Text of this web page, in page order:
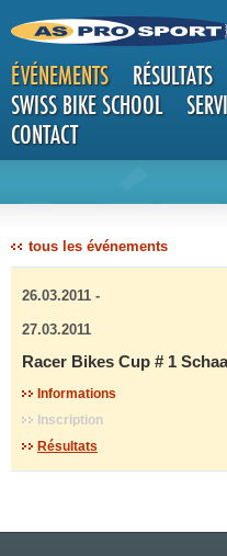
ÉVÉNEMENTS RÉSULTATS
SWISS BIKE SCHOOL
CONTACT
tous les événements
26.03.2011 -
27.03.2011
Racer Bikes Cup # 1
Informations
Inscription
Résultats